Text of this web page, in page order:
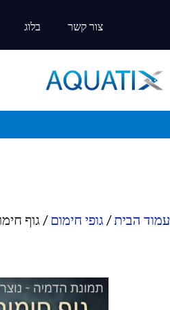
צור קשר בלוג
עמוד הבית/ גופי חימום/ גוף חימום 20